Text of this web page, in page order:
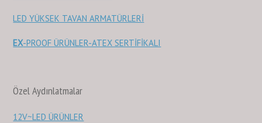
LED YÜKSEK TAVAN ARMATÜRLERİ
EX-PROOF ÜRÜNLER-ATEX SERTİFİKALI
Özel Aydınlatmalar
12V~LED ÜRÜNLER